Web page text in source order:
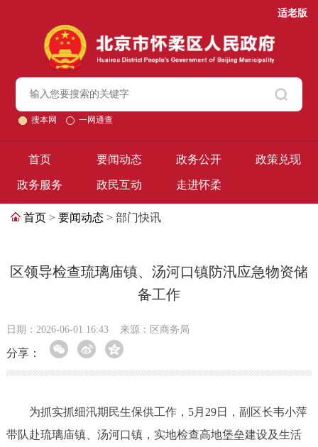
适老版
搜本网 一网通查
首页 要闻动态 政务公开 政策兑现
政务服务 政民互动 走进怀柔
首页 > 要闻动态 > 部门快讯
区领导检查琉璃庙镇、汤河口镇防汛应急物资储
备工作
日期：2026-06-01 16:43 来源：区商务局
分享：
为抓实抓细汛期民生保供工作，5月29日，副区长韦小萍
带队赴琉璃庙镇、汤河口镇，实地检查高地堡垒建设及生活